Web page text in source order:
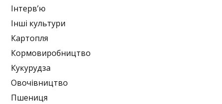
Інтерв’ю
Інші культури
Картопля
Кормовиробництво
Кукурудза
Овочівництво
Пшениця